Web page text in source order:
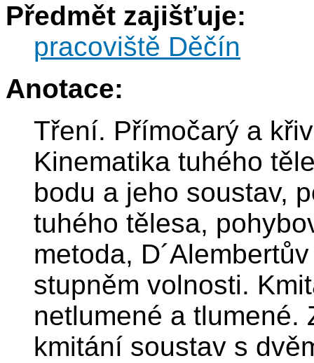
Předmět zajišťuje:
pracoviště Děčín
Anotace:
Tření. Přímočarý a
Kinematika tuhého
bodu a jeho soustav,
tuhého tělesa,
metoda,
stupněm volnosti.
netlumené a tlumené.
kmitání soustav s